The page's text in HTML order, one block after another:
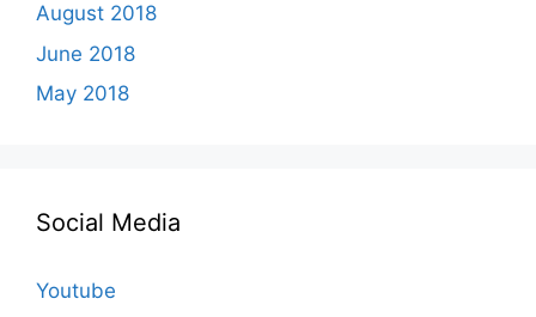
August 2018
June 2018
May 2018
Social Media
Youtube